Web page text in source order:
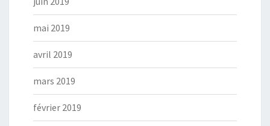
mai 2019
avril 2019
mars 2019
février 2019